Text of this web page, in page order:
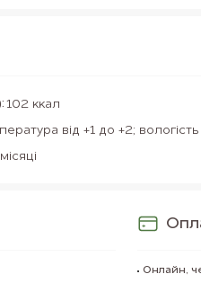
102 ккал
від +1 до +2;
Онлайн,